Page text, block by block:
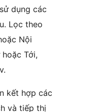
dụng các
Lọc theo
Nội
Tới,
kết hợp các
và tiếp thị